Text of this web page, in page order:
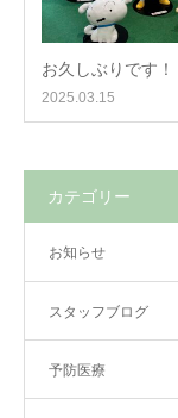
お久しぶりです！
2025.03.15
カテゴリー
お知らせ
スタッフブログ
予防医療